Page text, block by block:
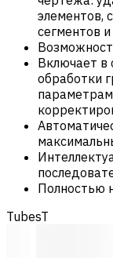
элементов,
сегментов и
Включает в
обработки
Полностью
TubesT